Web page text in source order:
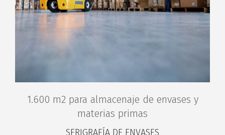
1.600 m2 para almacenaje de envases y
materias primas
SERIGRAFÍA DE ENVASES